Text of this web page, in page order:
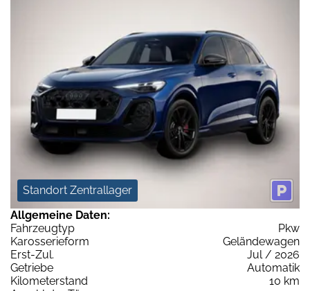
Standort Zentrallager
Allgemeine Daten:
Fahrzeugtyp
Pkw
Karosserieform
Geländewagen
Erst-Zul.
Jul / 2026
Getriebe
Automatik
Kilometerstand
10 km